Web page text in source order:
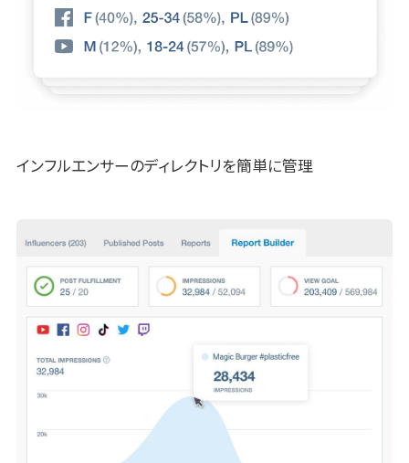
インフルエンサーのディレクトリを簡単に管理